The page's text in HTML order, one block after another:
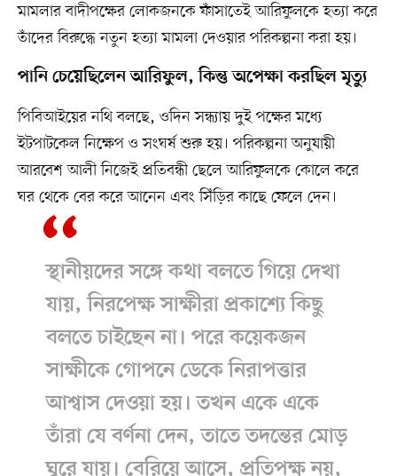
মামলার বাদীপক্ষের লোকজনকে ফাঁসাতেই আরিফুলকে হত্যা করে
তাঁদের বিরুদ্ধে নতুন হত্যা মামলা দেওয়ার পরিকল্পনা করা হয়।
পানি চেয়েছিলেন আরিফুল, কিন্তু অপেক্ষা করছিল মৃত্যু
পিবিআইয়ের নথি বলছে, ওদিন সন্ধ্যায় দুই পক্ষের মধ্যে
ইটপাটকেল নিক্ষেপ ও সংঘর্ষ শুরু হয়। পরিকল্পনা অনুযায়ী
আরবেশ আলী নিজেই প্রতিবন্ধী ছেলে আরিফুলকে কোলে করে
ঘর থেকে বের করে আনেন এবং সিঁড়ির কাছে ফেলে দেন।
স্থানীয়দের সঙ্গে কথা বলতে গিয়ে দেখা
যায়, নিরপেক্ষ সাক্ষীরা প্রকাশ্যে কিছু
বলতে চাইছেন না। পরে কয়েকজন
সাক্ষীকে গোপনে ডেকে নিরাপত্তার
আশ্বাস দেওয়া হয়। তখন একে একে
তাঁরা যে বর্ণনা দেন, তাতে তদন্তের মোড়
ঘুরে যায়। বেরিয়ে আসে, প্রতিপক্ষ নয়,